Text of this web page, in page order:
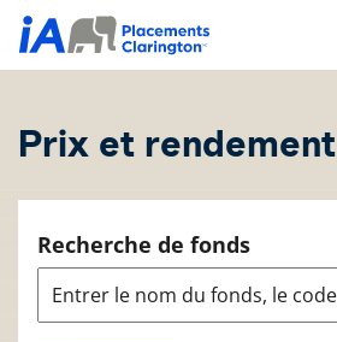
Prix et rendement
Recherche de fonds